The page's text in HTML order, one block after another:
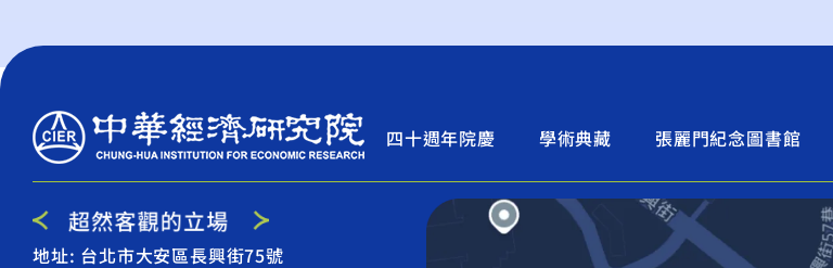
四十週年院慶 學術典藏 張麗門紀念圖書館
地址: 台北市大安區長興街75號